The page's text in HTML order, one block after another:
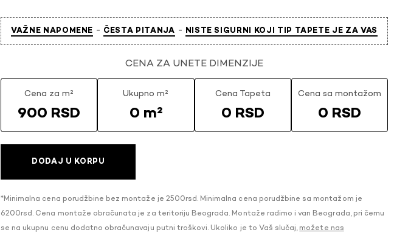
VAŽNE NAPOMENE - ČESTA PITANJA - NISTE SIGURNI KOJI TIP TAPETE JE ZA VAS
CENA ZA UNETE DIMENZIJE
Cena za m²
900 RSD
Ukupno m²
0 m²
Cena Tapeta
0 RSD
Cena sa montažom
0 RSD
DODAJ U KORPU
*Minimalna cena porudžbine bez montaže je 2500rsd. Minimalna cena porudžbine sa montažom je
6200rsd. Cena montaže obračunata je za teritoriju Beograda. Montaže radimo i van Beograda, pri čemu
se na ukupnu cenu dodatno obračunavaju putni troškovi. Ukoliko je to Vaš slučaj, možete nas